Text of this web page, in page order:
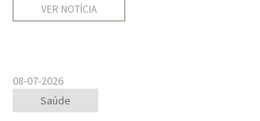
VER NOTÍCIA
08-07-2026
Saúde